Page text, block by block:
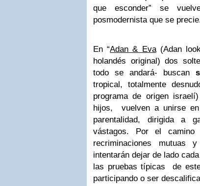
que esconder” se
posmodernista que se
En “Adan & Eva(Adan
holandés original) dos
todo se andará- buscan
tropical, totalmente
programa de origen
hijos, vuelven a unirse
parentalidad, dirigida a
vástagos. Por el
recriminaciones mutuas
intentarán dejar de lado
las pruebas típicas de
participando o ser